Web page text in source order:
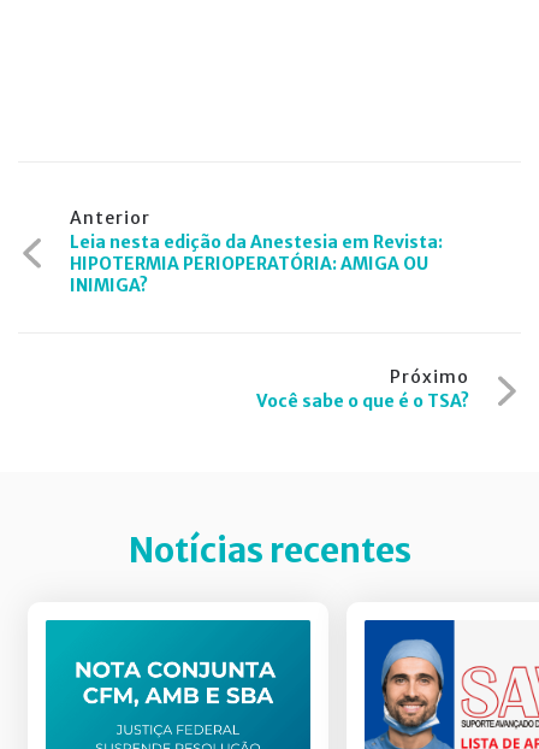
Navegação
de
Anterior
Leia nesta edição da Anestesia em Revista:
HIPOTERMIA PERIOPERATÓRIA: AMIGA OU
INIMIGA?
Próximo
Você sabe o que é o TSA?
Notícias recentes